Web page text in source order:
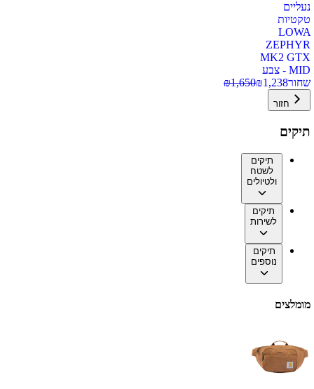
נעליים
טקטיות
LOWA
ZEPHYR
MK2 GTX
MID - צבע
שחור
₪1,238
₪1,650
חזור
תיקים
תיקים
לשטח
ולטיולים
תיקים
לשירות
תיקים
נוספים
מומלצים